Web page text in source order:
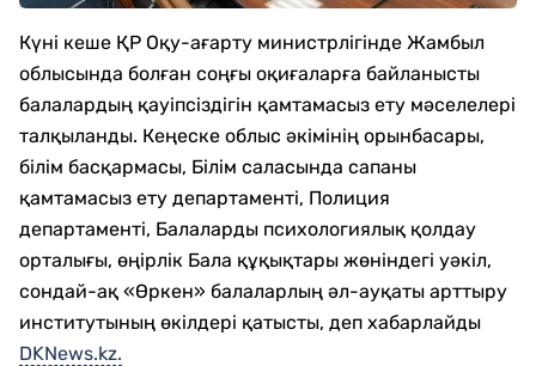
Күні кеше ҚР Оқу-ағарту министрлігінде Жамбыл
облысында болған соңғы оқиғаларға байланысты
балалардың қауіпсіздігін қамтамасыз ету мәселелері
талқыланды. Кеңеске облыс әкімінің орынбасары,
білім басқармасы, Білім саласында сапаны
қамтамасыз ету департаменті, Полиция
департаменті, Балаларды психологиялық қолдау
орталығы, өңірлік Бала құқықтары жөніндегі уәкіл,
сондай-ақ «Өркен» балаларлың әл-ауқаты арттыру
институтының өкілдері қатысты, деп хабарлайды
DKNews.kz.